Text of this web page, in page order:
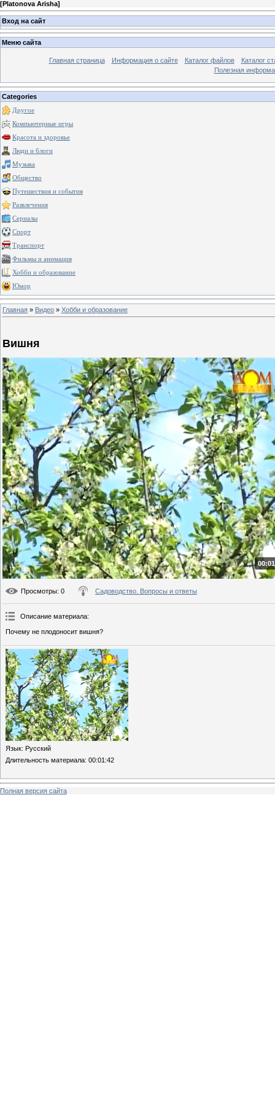
[Platonova Arisha]
Вход на сайт
Меню сайта
Главная страница Информация о сайте Каталог файлов
Каталог
Полезная
Categories
Другое
Компьютерные игры
Красота и здоровье
Люди и блоги
Музыка
Общество
Путешествия и события
Развлечения
Сериалы
Спорт
Транспорт
Фильмы и анимация
Хобби и образование
Юмор
Главная » Видео » Хобби и образование
Вишня
Просмотры: 0 Садоводство. Вопросы и ответы
Описание материала:
Почему не плодоносит вишня?
Язык: Русский
Длительность материала: 00:01:42
Полная версия сайта